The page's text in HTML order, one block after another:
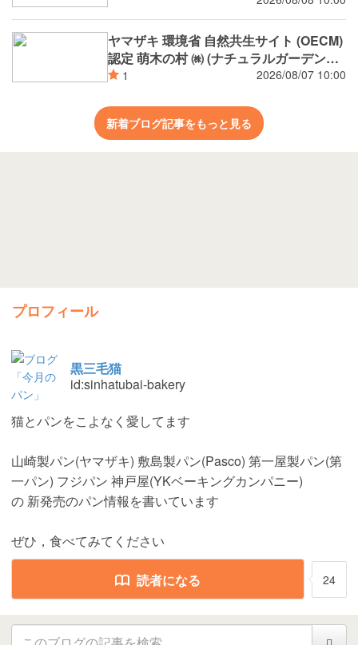
ヤマザキ 環境省 自然共生サイト (OECM)
認定 萌木の村 ㈱ (ナチュラルガーデンズ
MOEGI) コラボ ランチパック シャインマ
1 2026/08/07 10:00
新着ブログ記事をもっと見る
プロフィール
黒三毛猫
id:sinhatubai-bakery
猫とパンをこよなく愛してます
山崎製パン(ヤマザキ) 敷島製パン(Pasco) 第一屋製パン(第
一パン) フジパン 神戸屋(YKベーキングカンパニー)
の 新発売のパン情報を書いています
ぜひ，食べてみてください
読者になる 24